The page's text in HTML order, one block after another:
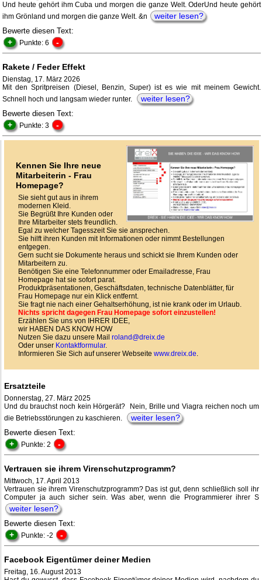
Und heute gehört ihm Cuba und morgen die ganze Welt. OderUnd heute gehört
ihm Grönland und morgen die ganze Welt. &n
weiter lesen?
Bewerte diesen Text:
+ Punkte: 6 -
Rakete / Feder Effekt
Dienstag, 17. März 2026
Mit den Spritpreisen (Diesel, Benzin, Super) ist es wie mit meinem Gewicht.
Schnell hoch und langsam wieder runter.
weiter lesen?
Bewerte diesen Text:
+ Punkte: 3 -
Kennen Sie Ihre neue
Mitarbeiterin - Frau
Homepage?
Sie sieht gut aus in ihrem
modernen Kleid.
Sie Begrüßt Ihre Kunden oder
Ihre Mitarbeiter stets freundlich.
Egal zu welcher Tagesszeit Sie sie ansprechen.
Sie hilft ihren Kunden mit Informationen oder nimmt Bestellungen
entgegen.
Gern sucht sie Dokumente heraus und schickt sie Ihrem Kunden oder
Mitarbeitern zu.
Benötigen Sie eine Telefonnummer oder Emailadresse, Frau
Homepage hat sie sofort parat.
Produktpräsentationen, Geschäftsdaten, technische Datenblätter, für
Frau Homepage nur ein Klick entfernt.
Sie fragt nie nach einer Gehaltserhöhung, ist nie krank oder im Urlaub.
Nichts spricht dagegen Frau Homepage sofort einzustellen!
Erzählen Sie uns von IHRER IDEE,
wir HABEN DAS KNOW HOW
Nutzen Sie dazu unsere Mail roland@dreix.de
Oder unser Kontaktformular.
Informieren Sie Sich auf unserer Webseite www.dreix.de.
Ersatzteile
Donnerstag, 27. März 2025
Und du brauchst noch kein Hörgerät? Nein, Brille und Viagra reichen noch um
die Betriebsstörungen zu kaschieren.
weiter lesen?
Bewerte diesen Text:
+ Punkte: 2 -
Vertrauen sie ihrem Virenschutzprogramm?
Mittwoch, 17. April 2013
Vertrauen sie ihrem Virenschutzprogramm? Das ist gut, denn schließlich soll ihr
Computer ja auch sicher sein. Was aber, wenn die Programmierer ihrer S
weiter lesen?
Bewerte diesen Text:
+ Punkte: -2 -
Facebook Eigentümer deiner Medien
Freitag, 16. August 2013